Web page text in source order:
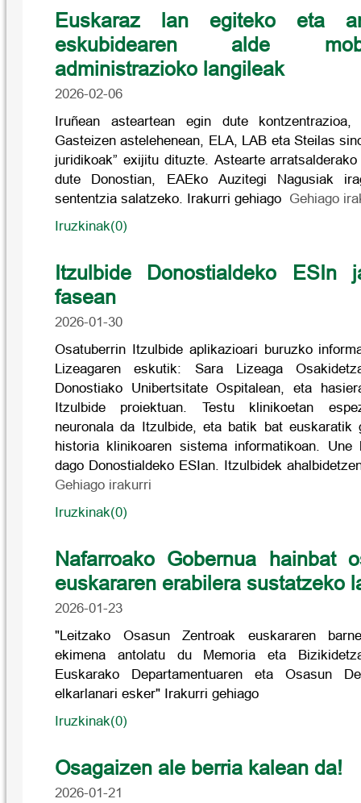
Euskaraz lan egiteko eta
eskubidearen alde
administrazioko langileak
2026-02-06
Iruñean asteartean egin dute
Gasteizen astelehenean, ELA, LAB eta Steilas
juridikoak” exijitu dituzte. Astearte
dute Donostian, EAEko Auzitegi Nagusiak
sententzia salatzeko. Irakurri gehiago Gehiago
Iruzkinak(0)
Itzulbide Donostialdeko ESIn
fasean
2026-01-30
Osatuberrin Itzulbide aplikazioari buruzko
Lizeagaren eskutik: Sara Lizeaga
Donostiako Unibertsitate Ospitalean, eta
Itzulbide proiektuan. Testu klinikoetan
neuronala da Itzulbide, eta batik bat euskaratik
historia klinikoaren sistema informatikoan. Une
dago Donostialdeko ESIan. Itzulbidek
Gehiago irakurri
Iruzkinak(0)
Nafarroako Gobernua hainbat
euskararen erabilera sustatzeko
2026-01-23
"Leitzako Osasun Zentroak euskararen
ekimena antolatu du Memoria eta
Euskarako Departamentuaren eta Osasun
elkarlanari esker" Irakurri gehiago
Iruzkinak(0)
Osagaizen ale berria kalean da!
2026-01-21